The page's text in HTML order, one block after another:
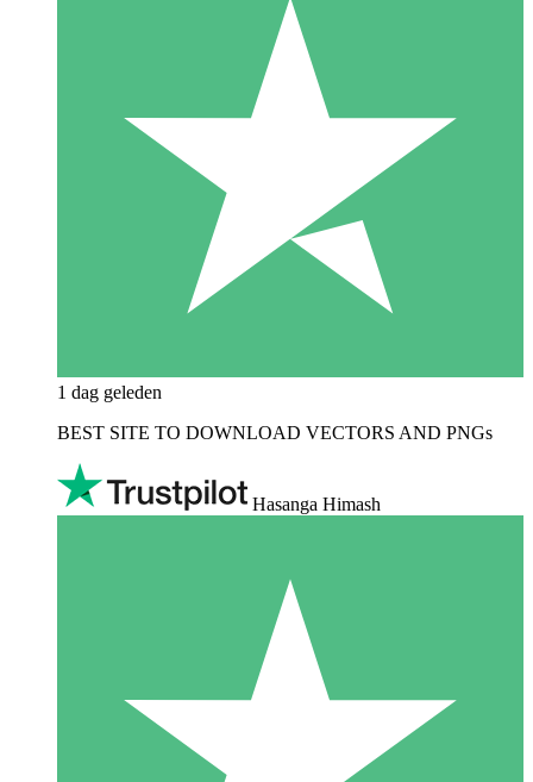
1 dag geleden
BEST SITE TO DOWNLOAD VECTORS AND PNGs
Hasanga Himash